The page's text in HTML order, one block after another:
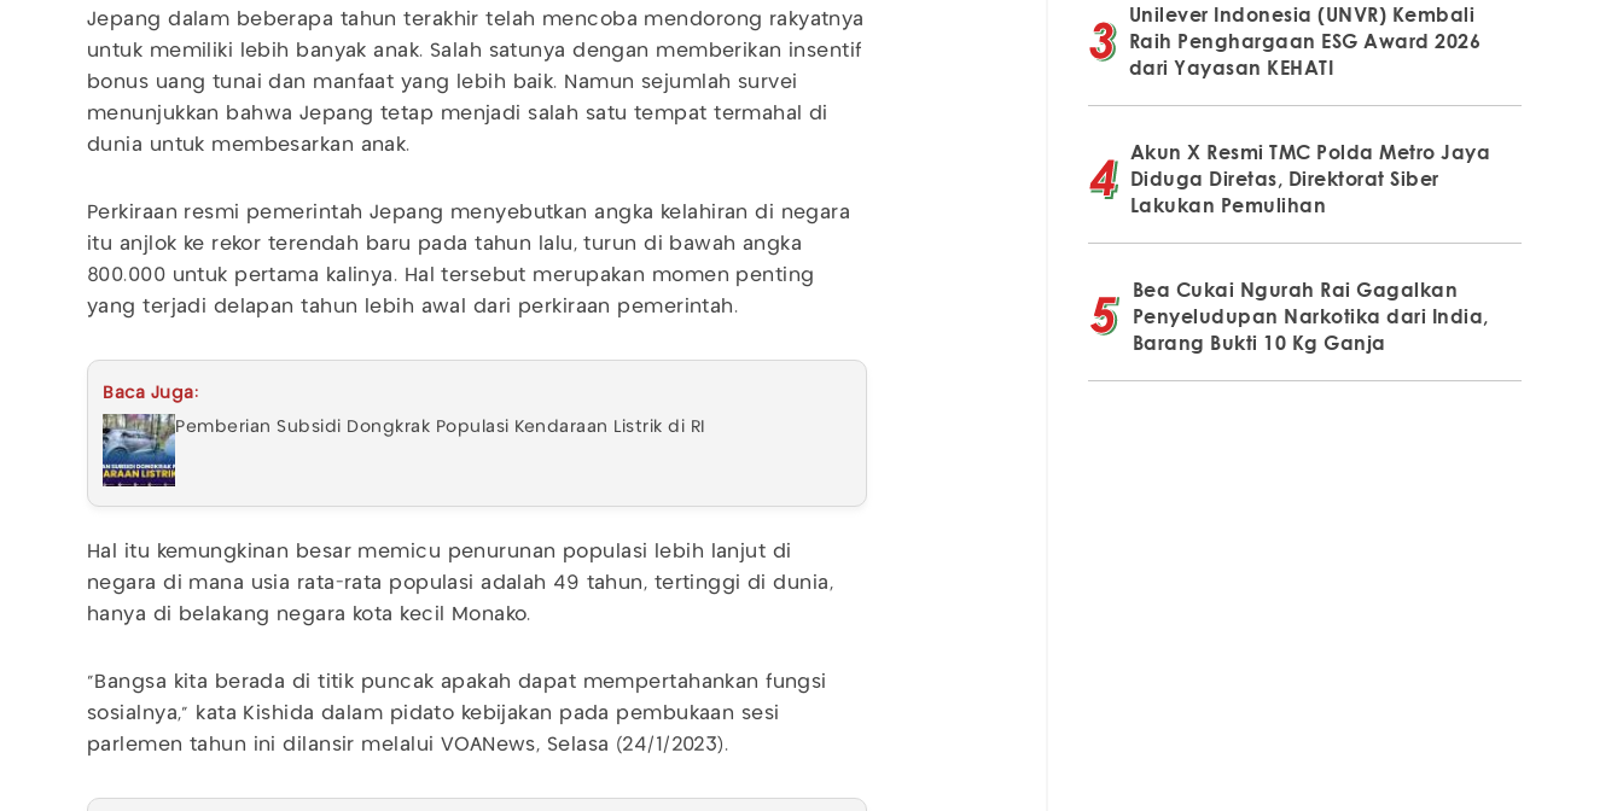
Jepang dalam beberapa tahun terakhir telah mencoba mendorong rakyatnya
untuk memiliki lebih banyak anak. Salah satunya dengan memberikan insentif
bonus uang tunai dan manfaat yang lebih baik. Namun sejumlah survei
menunjukkan bahwa Jepang tetap menjadi salah satu tempat termahal di
dunia untuk membesarkan anak.
Perkiraan resmi pemerintah Jepang menyebutkan angka kelahiran di negara
itu anjlok ke rekor terendah baru pada tahun lalu, turun di bawah angka
800.000 untuk pertama kalinya. Hal tersebut merupakan momen penting
yang terjadi delapan tahun lebih awal dari perkiraan pemerintah.
Baca Juga:
Pemberian Subsidi Dongkrak Populasi Kendaraan Listrik di RI
Hal itu kemungkinan besar memicu penurunan populasi lebih lanjut di
negara di mana usia rata-rata populasi adalah 49 tahun, tertinggi di dunia,
hanya di belakang negara kota kecil Monako.
"Bangsa kita berada di titik puncak apakah dapat mempertahankan fungsi
sosialnya," kata Kishida dalam pidato kebijakan pada pembukaan sesi
parlemen tahun ini dilansir melalui VOANews, Selasa (24/1/2023).
Unilever Indonesia (UNVR) Kembali
Raih Penghargaan ESG Award 2026
dari Yayasan KEHATI
Akun X Resmi TMC Polda Metro Jaya
Diduga Diretas, Direktorat Siber
Lakukan Pemulihan
Bea Cukai Ngurah Rai Gagalkan
Penyeludupan Narkotika dari India,
Barang Bukti 10 Kg Ganja